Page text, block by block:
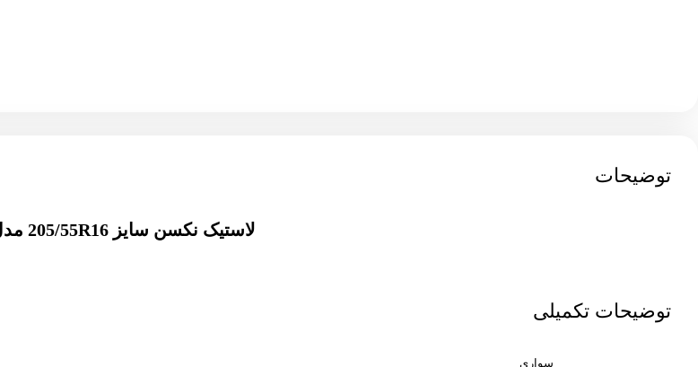
توضیحات
لاستیک نکسن سایز 205/55R16 مدل CP662
توضیحات تکمیلی
سواری